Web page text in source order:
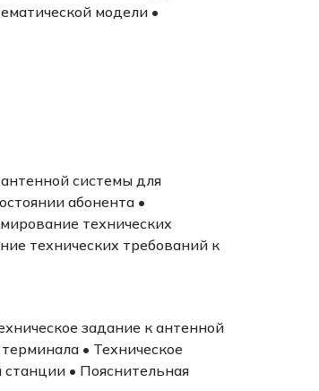
модели •
системы для
абонента •
технических
технических требований к
задание к антенной
• Техническое
• Пояснительная